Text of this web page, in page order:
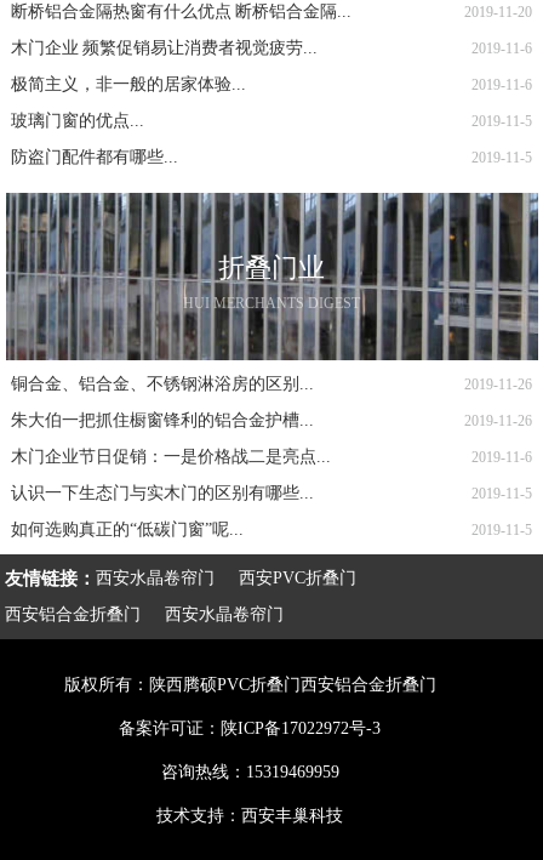
断桥铝合金隔热窗有什么优点 断桥铝合金隔... 2019-11-20
木门企业 频繁促销易让消费者视觉疲劳... 2019-11-6
极简主义，非一般的居家体验... 2019-11-6
玻璃门窗的优点... 2019-11-5
防盗门配件都有哪些... 2019-11-5
折叠门业
HUI MERCHANTS DIGEST
铜合金、铝合金、不锈钢淋浴房的区别... 2019-11-26
朱大伯一把抓住橱窗锋利的铝合金护槽... 2019-11-26
木门企业节日促销：一是价格战二是亮点... 2019-11-6
认识一下生态门与实木门的区别有哪些... 2019-11-5
如何选购真正的“低碳门窗”呢... 2019-11-5
友情链接：西安水晶卷帘门
西安PVC折叠门
西安铝合金折叠门
西安水晶卷帘门
版权所有：陕西腾硕PVC折叠门西安铝合金折叠门
备案许可证： 陕ICP备17022972号-3
咨询热线：15319469959
技术支持：西安丰巢科技